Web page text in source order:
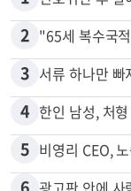
많이 본 뉴스
1
2
3
4